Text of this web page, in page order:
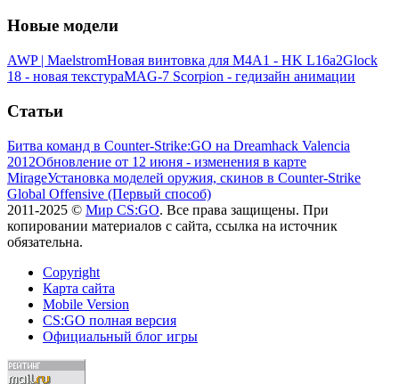
Новые модели
AWP | MaelstromНовая винтовка для M4A1 - HK L16a2Glock
18 - новая текстураMAG-7 Scorpion - гедизайн анимации
Статьи
Битва команд в Counter-Strike:GO на Dreamhack Valencia
2012Обновление от 12 июня - изменения в карте
MirageУстановка моделей оружия, скинов в Counter-Strike
Global Offensive (Первый способ)
2011-2025 © Мир CS:GO. Все права защищены. При
копировании материалов с сайта, ссылка на источник
обязательна.
Copyright
Карта сайта
Mobile Version
CS:GO полная версия
Официальный блог игры